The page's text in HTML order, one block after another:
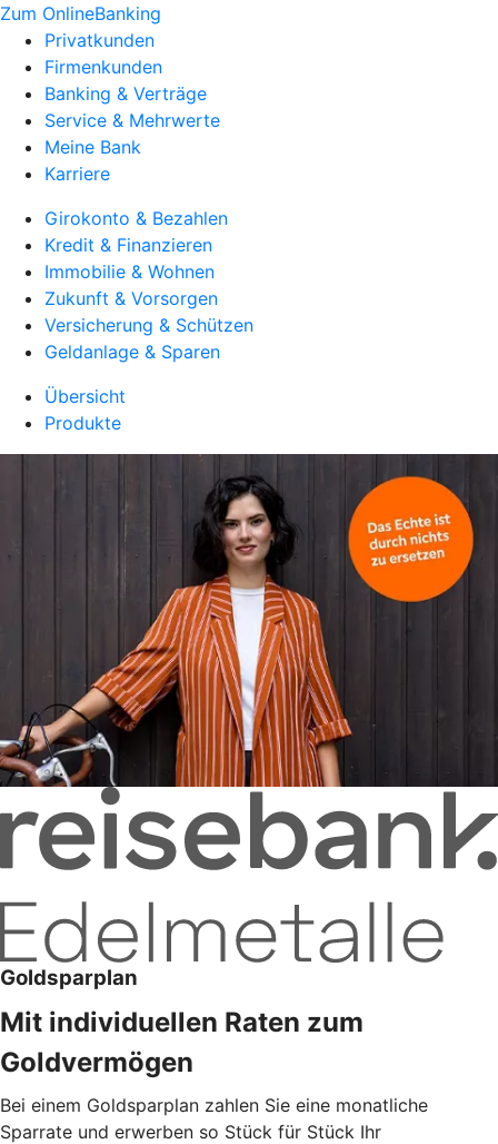
Zum OnlineBanking
Privatkunden
Firmenkunden
Banking & Verträge
Service & Mehrwerte
Meine Bank
Karriere
Girokonto & Bezahlen
Kredit & Finanzieren
Immobilie & Wohnen
Zukunft & Vorsorgen
Versicherung & Schützen
Geldanlage & Sparen
Übersicht
Produkte
Goldsparplan
Mit individuellen Raten zum
Goldvermögen
Bei einem Goldsparplan zahlen Sie eine monatliche
Sparrate und erwerben so Stück für Stück Ihr